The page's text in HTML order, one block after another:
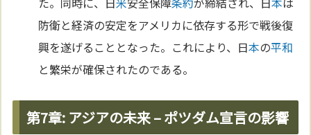
防衛と経済の安定をアメリカに依存する形で戦後復
興を遂げることとなった。これにより、日本の平和
と繁栄が確保されたのである。
第7章: アジアの未来 – ポツダム宣言の影響